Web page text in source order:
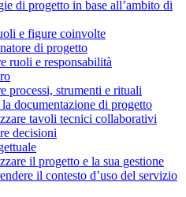
di progetto in base all’ambito di
e figure coinvolte
di progetto
ruoli e responsabilità
processi, strumenti e rituali
documentazione di progetto
tavoli tecnici collaborativi
decisioni
il progetto e la sua gestione
il contesto d’uso del servizio